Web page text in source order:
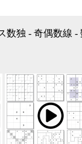
数独 - 奇偶数線 -